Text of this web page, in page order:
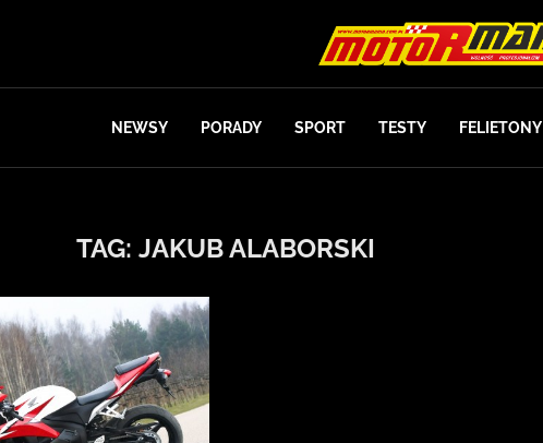
NEWSY PORADY SPORT TESTY FELIETONY
TAG: JAKUB ALABORSKI